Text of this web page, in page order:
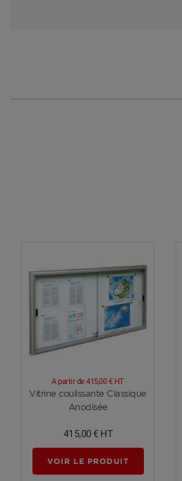
Voir plus
Vitrine coulissante Classique
Anodisée
A partir de415,00 € HT
415,00 € HT
VOIR LE PRODUIT